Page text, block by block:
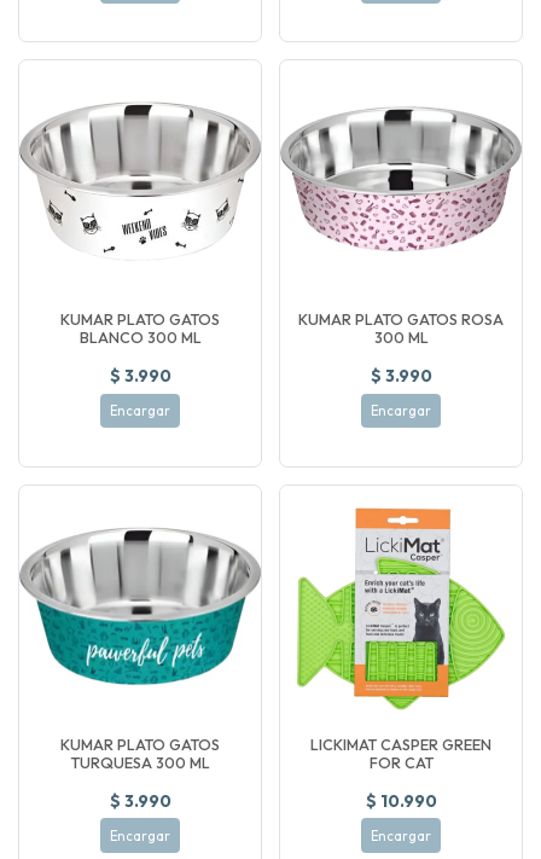
KUMAR PLATO GATOS
BLANCO 300 ML
$ 3.990
Encargar
KUMAR PLATO GATOS ROSA
300 ML
$ 3.990
Encargar
KUMAR PLATO GATOS
TURQUESA 300 ML
$ 3.990
Encargar
LICKIMAT CASPER GREEN
FOR CAT
$ 10.990
Encargar